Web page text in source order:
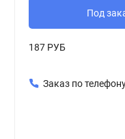
Под
187 РУБ
Заказ по